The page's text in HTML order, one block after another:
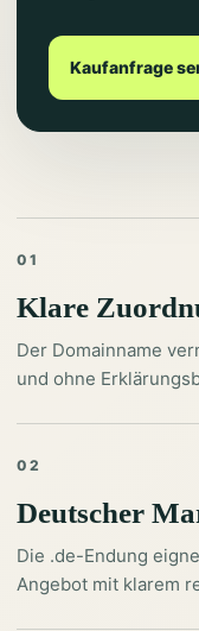
Kaufanfrage
01
Klare
Der Domainname
und ohne
02
Deutscher
Die .de-Endung
Angebot mit klarem